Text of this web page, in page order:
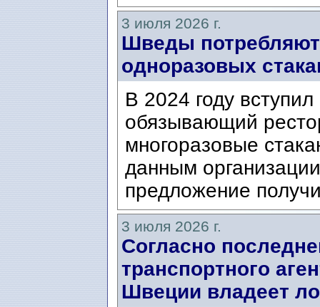
3 июля 2026 г.
Шведы
одноразовых
В 2024 году
обязывающий
многоразовые
данным
предложение
3 июля 2026 г.
Согласно
транспортного
Швеции владеет